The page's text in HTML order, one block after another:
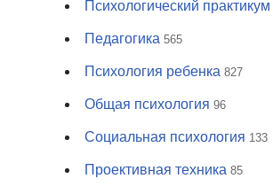
Психологический практикум
Педагогика 565
Психология ребенка 827
Общая психология 96
Социальная психология 133
Проективная техника 85